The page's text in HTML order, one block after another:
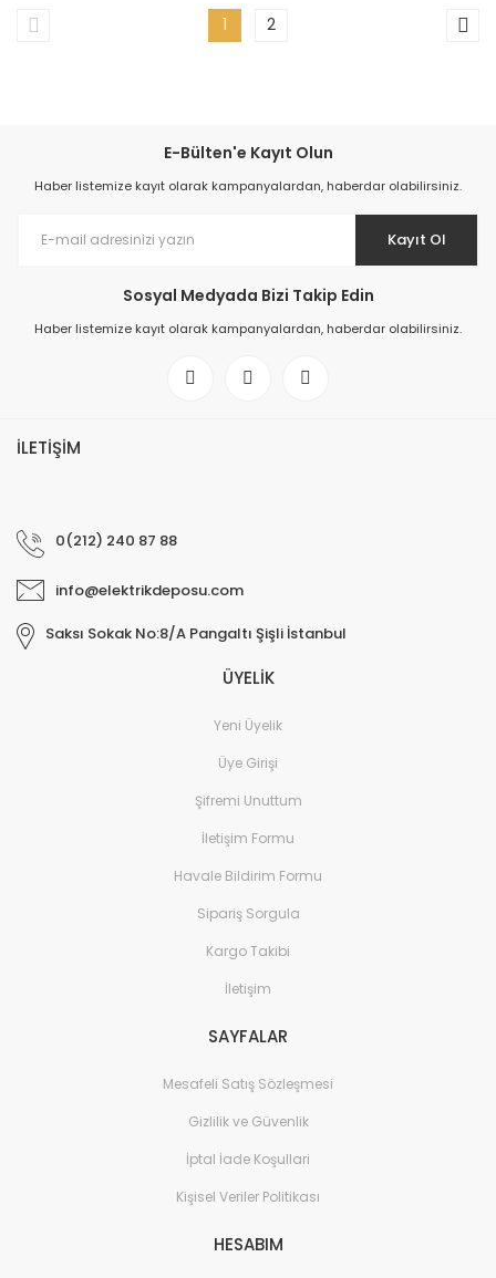
1 2
E-Bülten'e Kayıt Olun
Haber listemize kayıt olarak kampanyalardan, haberdar olabilirsiniz.
Kayıt Ol
Sosyal Medyada Bizi Takip Edin
Haber listemize kayıt olarak kampanyalardan, haberdar olabilirsiniz.
İLETİŞİM
0(212) 240 87 88
info@elektrikdeposu.com
Saksı Sokak No:8/A Pangaltı Şişli İstanbul
ÜYELİK
Yeni Üyelik
Üye Girişi
Şifremi Unuttum
İletişim Formu
Havale Bildirim Formu
Sipariş Sorgula
Kargo Takibi
İletişim
SAYFALAR
Mesafeli Satış Sözleşmesi
Gizlilik ve Güvenlik
İptal İade Koşullari
Kişisel Veriler Politikası
HESABIM